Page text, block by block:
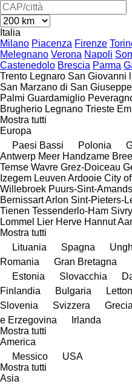
Italia
Milano Piacenza Firenze
Melegnano Verona Napoli
Castenedolo Brescia Parma
Trento Legnaro San Giovanni
San Marzano di San Giuseppe
Palmi Guardamiglio
Brugherio Legnano Trieste
Mostra tutti
Europa
Paesi Bassi
Polonia
Antwerp Meer Handzame Bree
Temse Wavre Grez-Doiceau
Izegem Leuven Ardooie City
Willebroek Puurs-Sint-Amands
BernissartArlon Sint-Pieters-
Tienen Tessenderlo-Ham
Lommel
Lier Herve Hannut
Mostra tutti
Lituania
Spagna
Romania
Gran Bretagna
Estonia
Slovacchia
Finlandia
Bulgaria
Slovenia
Svizzera Grecia
e Erzegovina
Irlanda
Mostra tutti
America
Messico
USA
Mostra tutti
Asia